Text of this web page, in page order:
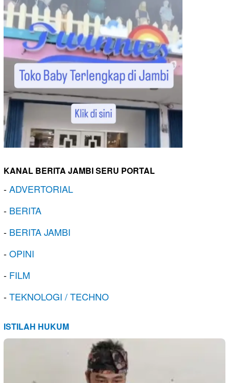
KANAL BERITA JAMBI SERU PORTAL
-ADVERTORIAL
- BERITA
- BERITA JAMBI
-OPINI
- FILM
-TEKNOLOGI / TECHNO
ISTILAH HUKUM